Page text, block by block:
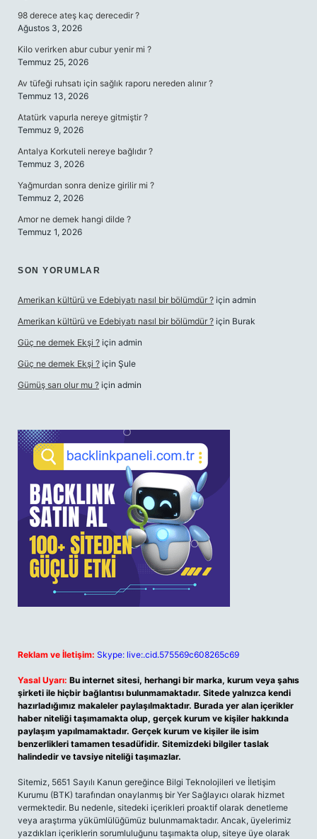
98 derece ateş kaç derecedir ?
Ağustos 3, 2026
Kilo verirken abur cubur yenir mi ?
Temmuz 25, 2026
Av tüfeği ruhsatı için sağlık raporu nereden alınır ?
Temmuz 13, 2026
Atatürk vapurla nereye gitmiştir ?
Temmuz 9, 2026
Antalya Korkuteli nereye bağlıdır ?
Temmuz 3, 2026
Yağmurdan sonra denize girilir mi ?
Temmuz 2, 2026
Amor ne demek hangi dilde ?
Temmuz 1, 2026
SON YORUMLAR
Amerikan kültürü ve Edebiyatı nasıl bir bölümdür ? için admin
Amerikan kültürü ve Edebiyatı nasıl bir bölümdür ? için Burak
Güç ne demek Ekşi ? için admin
Güç ne demek Ekşi ? için Şule
Gümüş sarı olur mu ? için admin
Reklam ve İletişim: Skype: live:.cid.575569c608265c69
Yasal Uyarı: Bu internet sitesi, herhangi bir marka, kurum veya şahıs
şirketi ile hiçbir bağlantısı bulunmamaktadır. Sitede yalnızca kendi
hazırladığımız makaleler paylaşılmaktadır. Burada yer alan içerikler
haber niteliği taşımamakta olup, gerçek kurum ve kişiler hakkında
paylaşım yapılmamaktadır. Gerçek kurum ve kişiler ile isim
benzerlikleri tamamen tesadüfidir. Sitemizdeki bilgiler taslak
halindedir ve tavsiye niteliği taşımazlar.
Sitemiz, 5651 Sayılı Kanun gereğince Bilgi Teknolojileri ve İletişim
Kurumu (BTK) tarafından onaylanmış bir Yer Sağlayıcı olarak hizmet
vermektedir. Bu nedenle, sitedeki içerikleri proaktif olarak denetleme
veya araştırma yükümlülüğümüz bulunmamaktadır. Ancak, üyelerimiz
yazdıkları içeriklerin sorumluluğunu taşımakta olup, siteye üye olarak